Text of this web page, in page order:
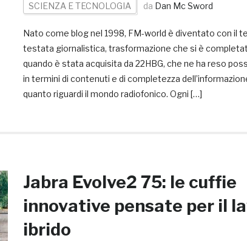
SCIENZA E TECNOLOGIA da Dan Mc Sword
Nato come blog nel 1998, FM-world è diventato con il
testata giornalistica, trasformazione che si è
quando è stata acquisita da 22HBG, che ne ha reso
in termini di contenuti e di completezza
quanto riguardi il mondo radiofonico. Ogni […]
Jabra Evolve2 75: le cuffie
innovative pensate per il
ibrido